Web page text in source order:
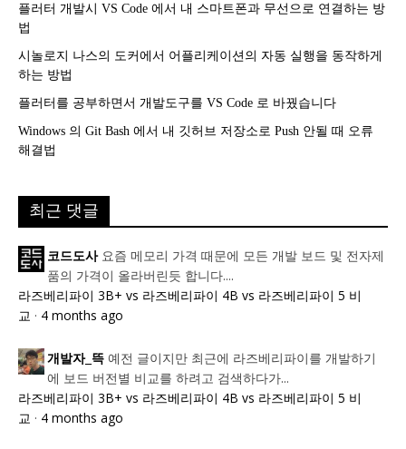
플러터 개발시 VS Code 에서 내 스마트폰과 무선으로 연결하는 방
법
시놀로지 나스의 도커에서 어플리케이션의 자동 실행을 동작하게
하는 방법
플러터를 공부하면서 개발도구를 VS Code 로 바꿨습니다
Windows 의 Git Bash 에서 내 깃허브 저장소로 Push 안될 때 오류
해결법
최근 댓글
코드도사 요즘 메모리 가격 때문에 모든 개발 보드 및 전자제
품의 가격이 올라버린듯 합니다....
라즈베리파이 3B+ vs 라즈베리파이 4B vs 라즈베리파이 5 비
교 · 4 months ago
개발자_뜩 예전 글이지만 최근에 라즈베리파이를 개발하기
에 보드 버전별 비교를 하려고 검색하다가...
라즈베리파이 3B+ vs 라즈베리파이 4B vs 라즈베리파이 5 비
교 · 4 months ago